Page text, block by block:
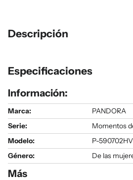
Descripción
Especificaciones
Información:
Marca:
PANDORA
Serie:
Momentos
Modelo:
P-
Género: De las
Más